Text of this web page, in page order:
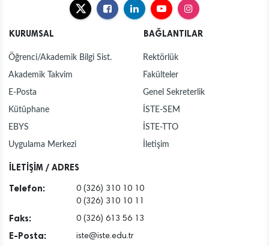
KURUMSAL
Öğrenci/Akademik Bilgi Sist.
Akademik Takvim
E-Posta
Kütüphane
EBYS
Uygulama Merkezi
BAĞLANTILAR
Rektörlük
Fakülteler
Genel Sekreterlik
İSTE-SEM
İSTE-TTO
İletişim
İLETİŞİM / ADRES
Telefon:
0 (326) 310 10 10
0 (326) 310 10 11
Faks: 0 (326) 613 56 13
E-Posta: iste@iste.edu.tr